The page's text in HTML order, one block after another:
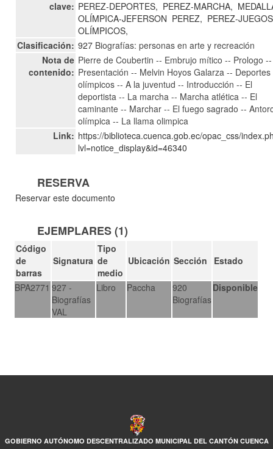
clave: PEREZ-DEPORTES, PEREZ-MARCHA,
OLÍMPICA-JEFERSON PEREZ, PEREZ-JUEGOS
OLÍMPICOS,
Clasificación: 927 Biografías: personas en arte y recreación
Nota de
contenido:
Pierre de Coubertin -- Embrujo mítico -- Prologo --
Presentación -- Melvin Hoyos Galarza -- Deportes
olímpicos -- A la juventud -- Introducción -- El
deportista -- La marcha -- Marcha atlética -- El
caminante -- Marchar -- El fuego sagrado --
olímpica -- La llama olimpica
Link: https://biblioteca.cuenca.gob.ec/opac_css/
lvl=notice_display&id=46340
RESERVA
Reservar este documento
EJEMPLARES (1)
Código
de
barras
Signatura
Tipo
de
medio
Ubicación Sección Estado
BPA2771 927 -
Biografías
VAL
Libro Paccha
920
Biografías
Disponible
GOBIERNO AUTÓNOMO DESCENTRALIZADO MUNICIPAL DEL CANTÓN CUENCA